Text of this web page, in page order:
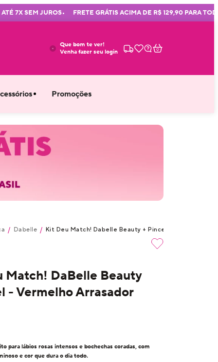
SEM JUROS• FRETE GRÁTIS ACIMA DE R$ 129,90 PARA TODO
Que bom te ver!
Venha fazer seu login
Promoções
/ Dabelle / Kit Deu Match! Dabelle Beauty + Pincel - Vermelho
Match! DaBelle Beauty
- Vermelho Arrasador
para lábios rosas intensos e bochechas coradas, com
e cor que dura o dia todo.